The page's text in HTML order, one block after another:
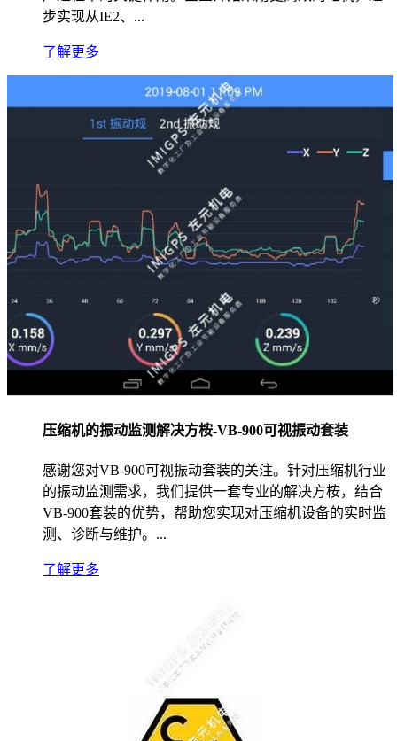
步实现从IE2、...
了解更多
压缩机的振动监测解决方桉-VB-900可视振动套装
感谢您对VB-900可视振动套装的关注。针对压缩机行业
的振动监测需求，我们提供一套专业的解决方桉，结合
VB-900套装的优势，帮助您实现对压缩机设备的实时监
测、诊断与维护。...
了解更多